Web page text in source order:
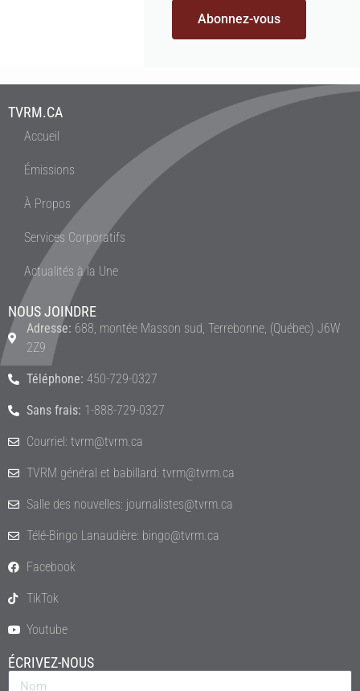
Abonnez-vous
TVRM.CA
Accueil
Émissions
À Propos
Services Corporatifs
Actualités à la Une
NOUS JOINDRE
Adresse: 688, montée Masson sud, Terrebonne, (Québec) J6W
2Z9
Téléphone: 450-729-0327
Sans frais: 1-888-729-0327
Courriel: tvrm@tvrm.ca
TVRM général et babillard: tvrm@tvrm.ca
Salle des nouvelles: journalistes@tvrm.ca
Télé-Bingo Lanaudière: bingo@tvrm.ca
Facebook
TikTok
Youtube
ÉCRIVEZ-NOUS